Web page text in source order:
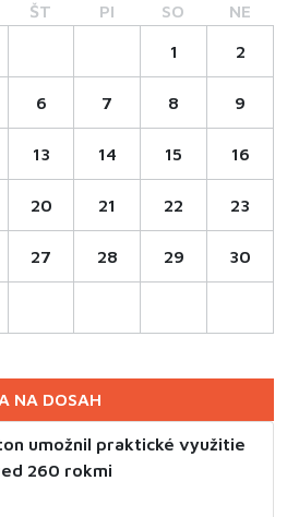
ŠT PI SO NE
1 2
6 7 8 9
13 14 15 16
20 21 22 23
27 28 29 30
NA DOSAH
umožnil praktické využitie
260 rokmi